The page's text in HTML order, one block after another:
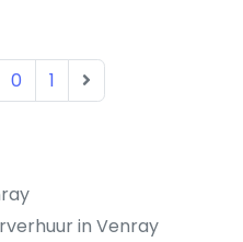
in Venray
0 1